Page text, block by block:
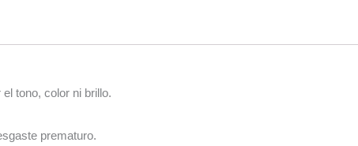
tono, color ni brillo.
prematuro.